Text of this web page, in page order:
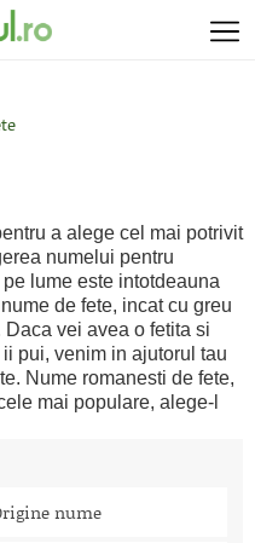
a alege cel mai potrivit
numelui pentru
lume este intotdeauna
de fete, incat cu greu
vei avea o fetita si
pui, venim in ajutorul tau
Nume romanesti de fete,
mai populare, alege-l
nume